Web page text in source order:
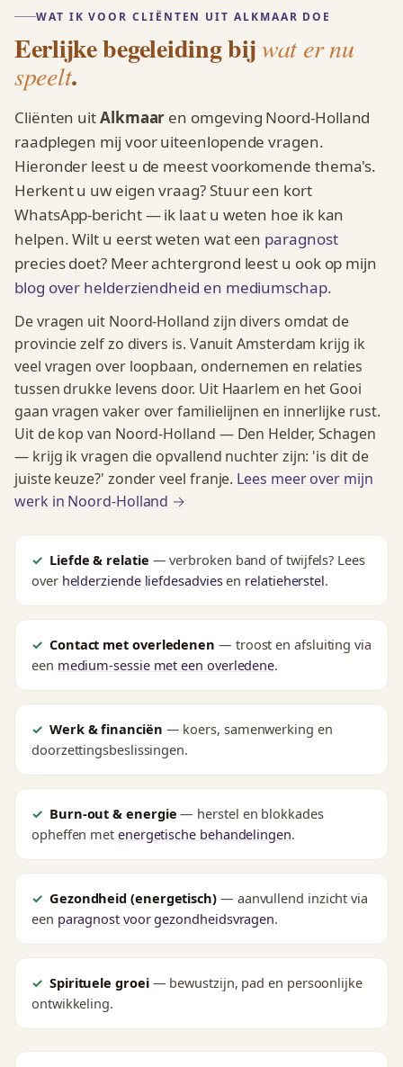
WAT IK VOOR CLIËNTEN UIT ALKMAAR DOE
Eerlijke begeleiding bijwat er nu
speelt.
Cliënten uitAlkmaar en omgeving Noord-Holland
raadplegen mij voor uiteenlopende vragen.
Hieronder leest u de meest voorkomende thema's.
Herkent u uw eigen vraag? Stuur een kort
WhatsApp-bericht — ik laat u weten hoe ik kan
helpen. Wilt u eerst weten wat een paragnost
precies doet? Meer achtergrond leest u ook op mijn
blog over helderziendheid en mediumschap.
De vragen uit Noord-Holland zijn divers omdat de
provincie zelf zo divers is. Vanuit Amsterdam krijg ik
veel vragen over loopbaan, ondernemen en relaties
tussen drukke levens door. Uit Haarlem en het Gooi
gaan vragen vaker over familielijnen en innerlijke rust.
Uit de kop van Noord-Holland — Den Helder, Schagen
— krijg ik vragen die opvallend nuchter zijn: 'is dit de
juiste keuze?' zonder veel franje. Lees meer over mijn
werk in Noord-Holland →
Liefde & relatie — verbroken band of twijfels? Lees
over helderziende liefdesadviesen relatieherstel.
Contact met overledenen — troost en afsluiting via
een medium-sessie met een overledene.
Werk & financiën — koers, samenwerking en
doorzettingsbeslissingen.
Burn-out & energie — herstel en blokkades
opheffen met energetische behandelingen.
Gezondheid (energetisch) — aanvullend inzicht via
een paragnost voor gezondheidsvragen.
Spirituele groei— bewustzijn, pad en persoonlijke
ontwikkeling.